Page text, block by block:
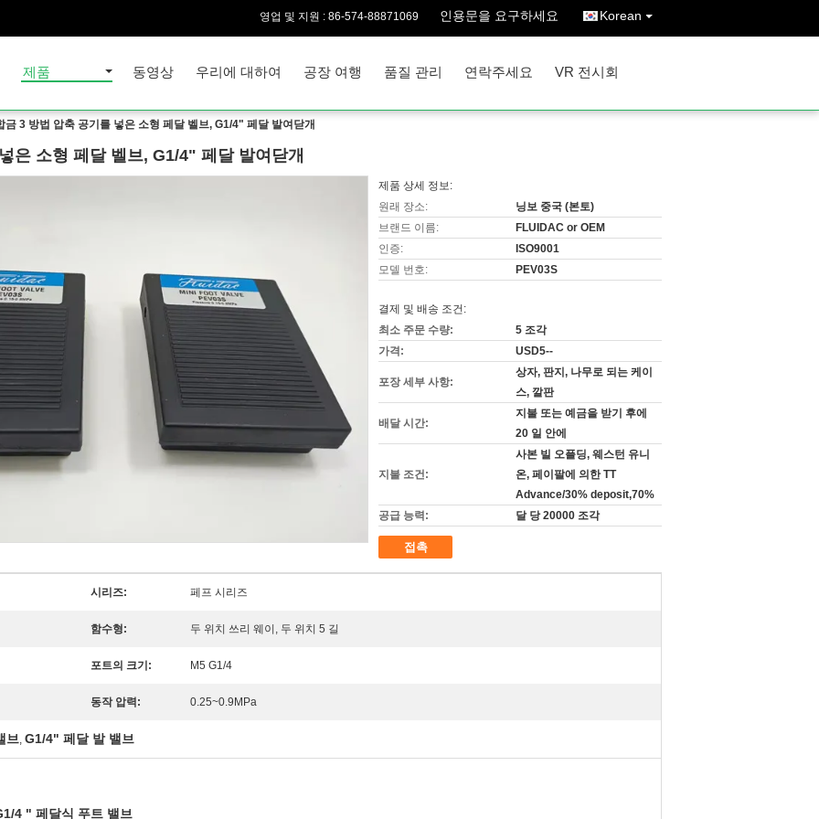
영업 및 지원 : 86-574-88871069 인용문을 요구하세요 Korean
제품 동영상 우리에 대하여 공장 여행 품질 관리 연락주세요 VR 전시회
금 3 방법 압축 공기를 넣은 소형 페달 벨브, G1/4" 페달 발여닫개
은 소형 페달 벨브, G1/4" 페달 발여닫개
제품 상세 정보:
원래 장소:
닝보 중국 (본토)
브랜드 이름:
FLUIDAC or OEM
인증:
ISO9001
모델 번호:
PEV03S
결제 및 배송 조건:
최소 주문 수량:
5 조각
가격:
USD5--
포장 세부 사항:
상자, 판지, 나무로 되는 케이
스, 깔판
배달 시간:
지불 또는 예금을 받기 후에
20 일 안에
지불 조건:
사본 빌 오플딩, 웨스턴 유니
온, 페이팔에 의한 TT
Advance/30% deposit,70%
공급 능력:
달 당 20000 조각
접촉
시리즈: 페프 시리즈
함수형: 두 위치 쓰리 웨이, 두 위치 5 길
포트의 크기: M5 G1/4
동작 압력: 0.25~0.9MPa
브, G1/4" 페달 발 밸브
4 " 페달식 푸트 밸브